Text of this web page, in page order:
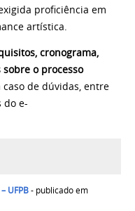
proficiência em
artística.
cronograma,
o processo
caso de dúvidas, entre
do e-
UFPB- publicado em